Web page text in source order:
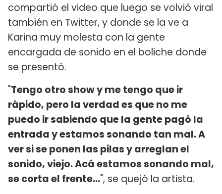
compartió el video que luego se volvió viral
también en Twitter, y donde se la ve a
Karina muy molesta con la gente
encargada de sonido en el boliche donde
se presentó.
"Tengo otro show y me tengo que ir
rápido, pero la verdad es que no me
puedo ir sabiendo que la gente pagó la
entrada y estamos sonando tan mal. A
ver si se ponen las pilas y arreglan el
sonido, viejo. Acá estamos sonando mal,
se corta el frente...", se quejó la artista.